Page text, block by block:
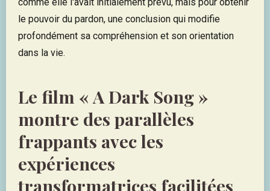
le pouvoir du pardon, une conclusion qui modifie
profondément sa compréhension et son orientation
dans la vie.
Le film « A Dark Song »
montre des parallèles
frappants avec les
expériences
transformatrices facilitées